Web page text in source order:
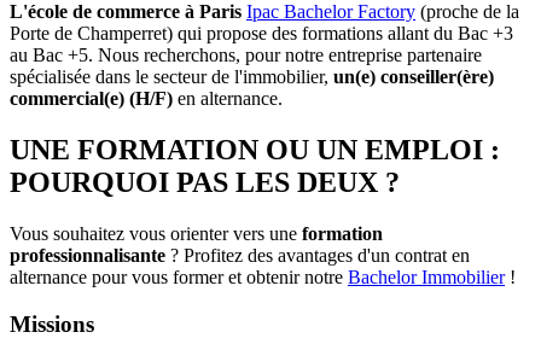
L'école de commerce à Paris Ipac Bachelor Factory (proche de la
Porte de Champerret) qui propose des formations allant du Bac +3
au Bac +5. Nous recherchons, pour notre entreprise partenaire
spécialisée dans le secteur de l'immobilier, un(e) conseiller(ère)
commercial(e) (H/F) en alternance.
UNE FORMATION OU UN EMPLOI :
POURQUOI PAS LES DEUX ?
Vous souhaitez vous orienter vers une formation
professionnalisante ? Profitez des avantages d'un contrat en
alternance pour vous former et obtenir notre Bachelor Immobilier!
Missions